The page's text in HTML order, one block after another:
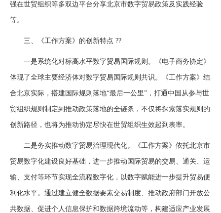
强在世贸组织等多双边平台分享北京市数字贸易政策及实践经验
等。
三、《工作方案》的创新特点 ??
一是系统化对标高水平数字贸易国际规则。《电子商务协定》
体现了全球主要经济体对数字贸易国际规则共识。《工作方案》结
合北京实际，搭建国际规则落地“最后一公里”，打通中国从参与世
贸组织规则制定到推动政策落地的全链条，不仅将探索落实规则的
创新路径，也将为推动协定尽快在世贸组织生效起到表率。
二是务实推动数字贸易治理现代化。《工作方案》依托北京市
贸易数字化建设良好基础，进一步推动国际贸易的交易、通关、运
输、支付等环节实现全流程数字化，以数字赋能进一步提升贸易便
利化水平。通过建立健全数据要素交易制度、推动政府部门开放公
共数据、促进个人信息保护和数据跨境流动等，构建适应产业发展